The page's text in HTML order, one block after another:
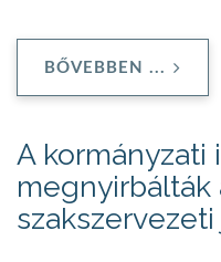
BŐVEBBEN ...
A kormányzati
megnyirbálták